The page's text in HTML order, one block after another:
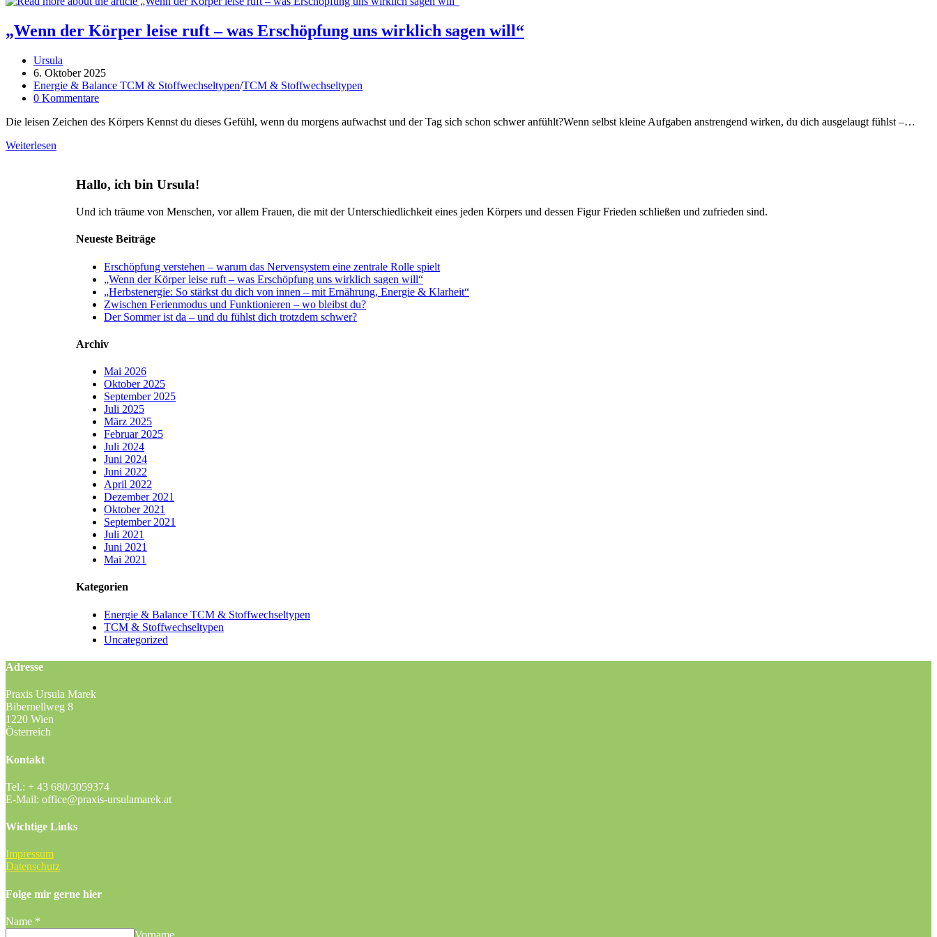
„Wenn der Körper leise ruft – was Erschöpfung uns wirklich sagen will“
Beitrags-
Autor:
Ursula
Beitrag
veröffentlicht:
6. Oktober 2025
Beitrags-
Kategorie:
Energie & Balance TCM & Stoffwechseltypen/TCM & Stoffwechseltypen
Beitrags-
0 Kommentare
Die leisen Zeichen des Körpers Kennst du dieses Gefühl, wenn du morgens aufwachst und der Tag sich schon schwer anfühlt?Wenn selbst kleine Aufgaben anstrengend wirken, du dich ausgelaugt fühlst –…
Weiterlesen
Erschöpfung
Hallo, ich bin Ursula!
Und ich träume von Menschen, vor allem Frauen, die mit der Unterschiedlichkeit eines jeden Körpers und dessen Figur Frieden schließen und zufrieden sind.
Neueste Beiträge
Erschöpfung verstehen – warum das Nervensystem eine zentrale Rolle spielt
„Wenn der Körper leise ruft – was Erschöpfung uns wirklich sagen will“
„Herbstenergie: So stärkst du dich von innen – mit Ernährung, Energie & Klarheit“
Zwischen Ferienmodus und Funktionieren – wo bleibst du?
Der Sommer ist da – und du fühlst dich trotzdem schwer?
Archiv
Mai 2026
Oktober 2025
September 2025
Juli 2025
März 2025
Februar 2025
Juli 2024
Juni 2024
Juni 2022
April 2022
Dezember 2021
Oktober 2021
September 2021
Juli 2021
Juni 2021
Mai 2021
Kategorien
Energie & Balance TCM & Stoffwechseltypen
TCM & Stoffwechseltypen
Uncategorized
Adresse
Praxis Ursula Marek
Bibernellweg 8
1220 Wien
Österreich
Kontakt
Tel.: + 43 680/3059374
E-Mail: office@praxis-ursulamarek.at
Wichtige Links
Impressum
Datenschutz
Folge mir gerne hier
Name *
Vorname